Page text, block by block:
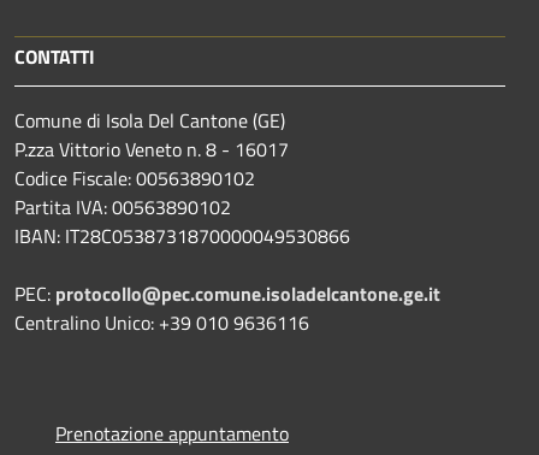
CONTATTI
Comune di Isola Del Cantone (GE)
P.zza Vittorio Veneto n. 8 - 16017
Codice Fiscale: 00563890102
Partita IVA: 00563890102
IBAN: IT28C0538731870000049530866
PEC: protocollo@pec.comune.isoladelcantone.ge.it
Centralino Unico: +39 010 9636116
Prenotazione appuntamento